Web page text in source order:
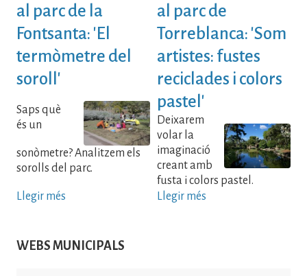
WEBS MUNICIPALS
al parc de la
Fontsanta: 'El
termòmetre del
soroll'
Saps què
és un
sonòmetre? Analitzem els
sorolls del parc.
Llegir més
al parc de
Torreblanca: 'Som
artistes: fustes
reciclades i colors
pastel'
Deixarem
volar la
imaginació
creant amb
fusta i colors pastel.
Llegir més